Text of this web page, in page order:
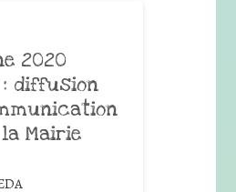
2020
: diffusion
Mairie